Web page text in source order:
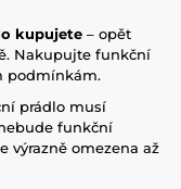
kupujete – opět
Nakupujte funkční
podmínkám.
prádlo musí
funkční
výrazně omezena až